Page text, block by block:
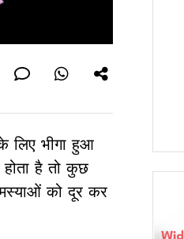
लिए भीगा हुआ
है तो कुछ
को दूर कर